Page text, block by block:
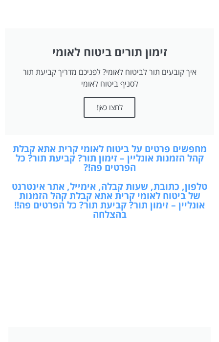
זימון תורים ביטוח לאומי
איך קובעים תור לביטוח לאומי? לפניכם מדריך קביעת תור
לסניף ביטוח לאומי
לחצו כאן!
מחפשים פרטים על ביטוח לאומי קרית אתא קבלת
קהל הזמנות אונליין – זימון תור? קביעת תור? כל
הפרטים פה!?
טלפון, כתובת, שעות קבלה, אימייל, אתר אינטרנט
של ביטוח לאומי קרית אתא קבלת קהל הזמנות
אונליין – זימון תור? קביעת תור? כל הפרטים פה!!
בהצלחה